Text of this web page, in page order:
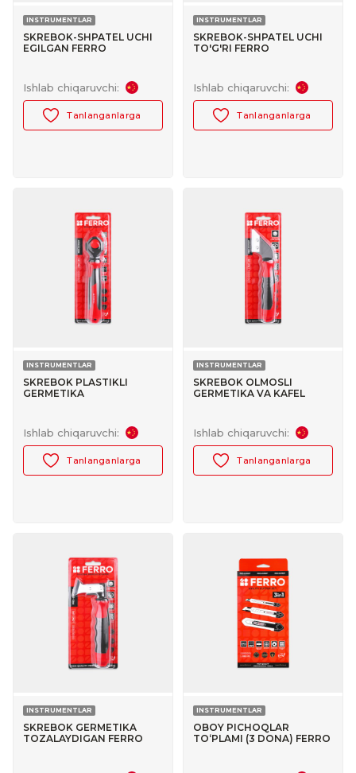
INSTRUMENTLAR
SKREBOK-SHPATEL UCHI
EGILGAN FERRO
Ishlab chiqaruvchi:
Tanlanganlarga
INSTRUMENTLAR
SKREBOK-SHPATEL UCHI
TO'G'RI FERRO
Ishlab chiqaruvchi:
Tanlanganlarga
INSTRUMENTLAR
SKREBOK PLASTIKLI
GERMETIKA
Ishlab chiqaruvchi:
Tanlanganlarga
INSTRUMENTLAR
SKREBOK OLMOSLI
GERMETIKA VA KAFEL
Ishlab chiqaruvchi:
Tanlanganlarga
INSTRUMENTLAR
SKREBOK GERMETIKA
TOZALAYDIGAN FERRO
INSTRUMENTLAR
OBOY PICHOQLAR
TO‘PLAMI (3 DONA) FERRO